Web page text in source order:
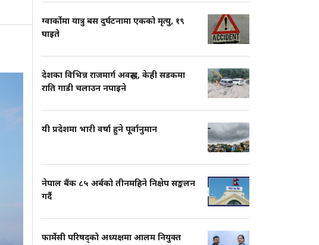
ग्वार्कोमा यात्रु बस दुर्घटनामा एकको मृत्यु, १९
घाइते
देशका विभिन्न राजमार्ग अवरुद्ध, केही सडकमा
राति गाडी चलाउन नपाइने
यी प्रदेशमा भारी वर्षा हुने पूर्वानुमान
नेपाल बैंक ८५ अर्बको तीनमहिने निक्षेप सङ्कलन
गर्दै
फार्मेसी परिषद्को अध्यक्षमा आलम नियुक्त